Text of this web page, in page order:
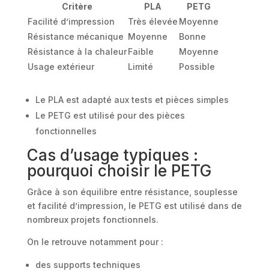
Critère PLA
PETG
Facilité d’impression
Très élevée Moyenne
Résistance mécanique Moyenne
Bonne
Résistance à la chaleurFaible
Moyenne
Usage extérieur
Limité Possible
Le PLA est adapté aux tests et pièces simples
Le PETG est utilisé pour des pièces
fonctionnelles
Cas d’usage typiques :
pourquoi choisir le PETG
Grâce à son équilibre entre résistance, souplesse
et facilité d’impression, le PETG est utilisé dans de
nombreux projets fonctionnels.
On le retrouve notamment pour :
des supports techniques